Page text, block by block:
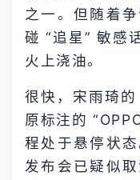
之一。但随着
碰 “追星” 敏感
火上浇油。
很快，宋雨琦
原标注的
程处于悬停状
发布会已疑似